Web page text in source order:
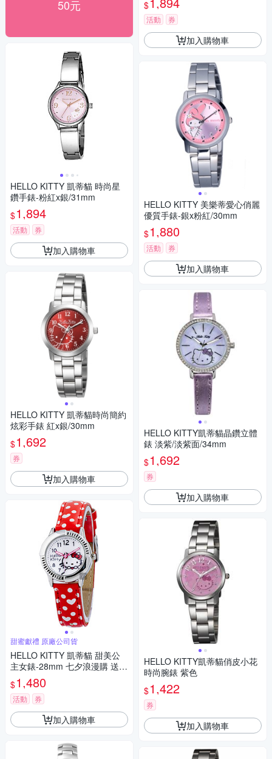
50元
HELLO KITTY 凱蒂貓 時尚星
鑽手錶-粉紅x銀/31mm
$1,894
活動 券
加入購物車
HELLO KITTY 凱蒂貓時尚簡約
炫彩手錶 紅x銀/30mm
$1,692
券
加入購物車
甜蜜獻禮 原廠公司貨
HELLO KITTY 凱蒂貓 甜美公
主女錶-28mm 七夕浪漫購 送禮
首選
$1,480
活動 券
加入購物車
$
活動 券
加入購物車
HELLO KITTY 美樂蒂愛心俏麗
優質手錶-銀x粉紅/30mm
$1,880
活動 券
加入購物車
HELLO KITTY凱蒂貓晶鑽立體
錶 淡紫/淡紫面/34mm
$1,692
券
加入購物車
HELLO KITTY凱蒂貓俏皮小花
時尚腕錶 紫色
$1,422
券
加入購物車